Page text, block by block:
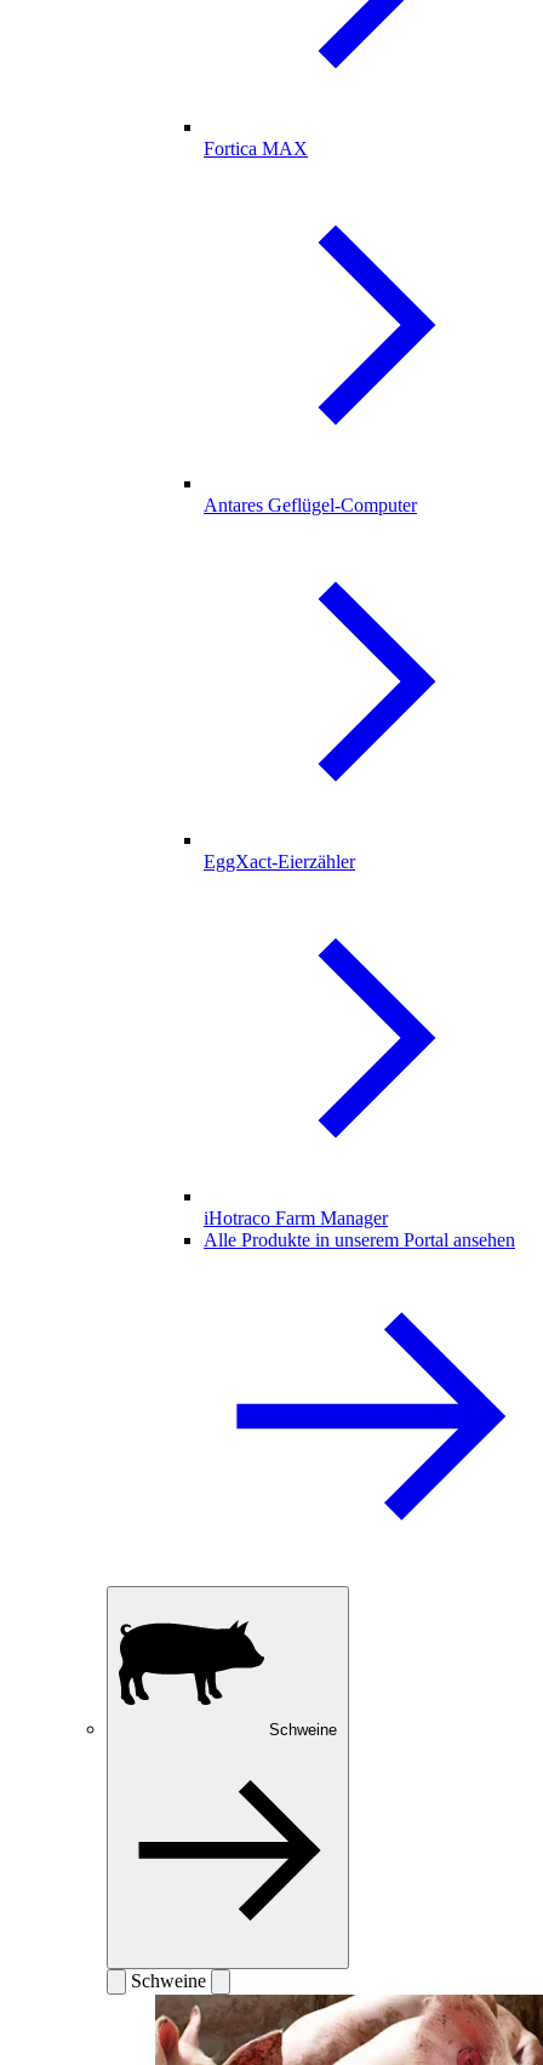
Fortica MAX
Antares Geflügel-Computer
EggXact-Eierzähler
iHotraco Farm Manager
Alle Produkte in unserem Portal ansehen
Schweine
Schweine